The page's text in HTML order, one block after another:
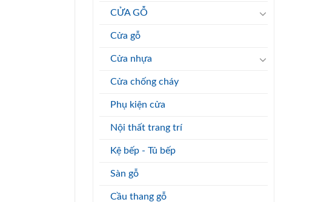
CỬA GỖ
Cửa gỗ
Cửa nhựa
Cửa chống cháy
Phụ kiện cửa
Nội thất trang trí
Kệ bếp - Tủ bếp
Sàn gỗ
Cầu thang gỗ